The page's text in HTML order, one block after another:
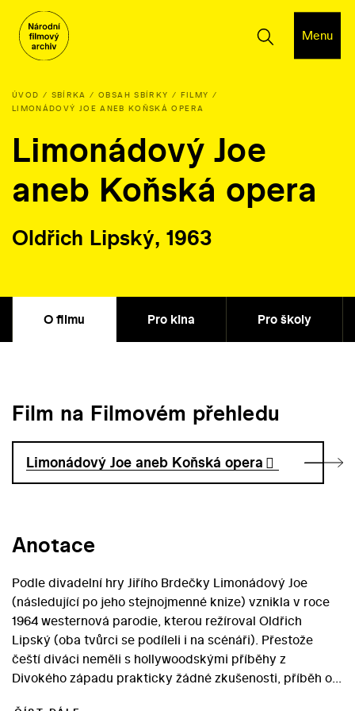
Menu
ÚVOD SBÍRKA OBSAH SBÍRKY
FILMY
LIMONÁDOVÝ JOE ANEB KOŇSKÁ OPERA
Limonádový Joe
aneb Koňská opera
Oldřich Lipský, 1963
O filmu Pro kina Pro školy
Film na Filmovém přehledu
Limonádový Joe aneb Koňská opera
Anotace
Podle divadelní hry Jiřího Brdečky Limonádový Joe
(následující po jeho stejnojmenné knize) vznikla v roce
1964 westernová parodie, kterou režíroval Oldřich
Lipský (oba tvůrci se podíleli i na scénáři). Přestože
čeští diváci neměli s hollywoodskými příběhy z
Divokého západu prakticky žádné zkušenosti, příběh o